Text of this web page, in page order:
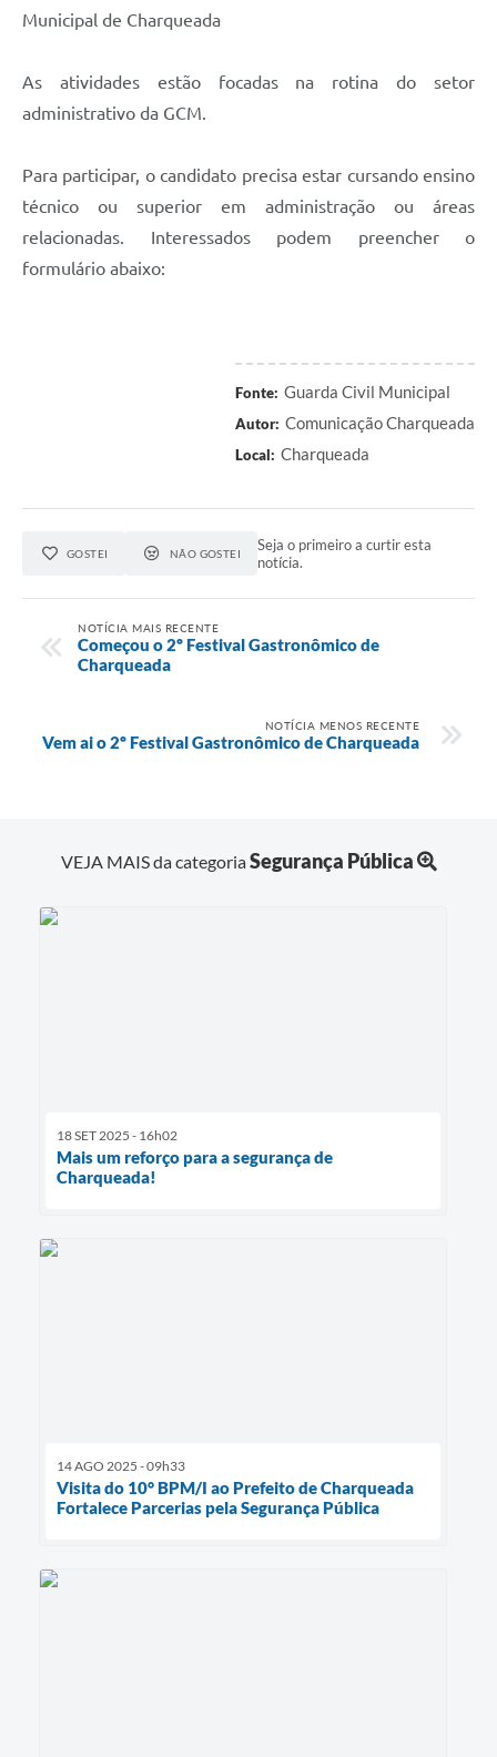
Municipal de Charqueada
As atividades estão focadas na rotina do setor
administrativo da GCM.
Para participar, o candidato precisa estar cursando ensino
técnico ou superior em administração ou áreas
relacionadas. Interessados podem preencher o
formulário abaixo:
Fonte: Guarda Civil Municipal
Autor: Comunicação Charqueada
Local: Charqueada
GOSTEI NÃO GOSTEI
Seja o primeiro a curtir esta
notícia.
NOTÍCIA MAIS RECENTE
Começou o 2º Festival Gastronômico de
Charqueada
NOTÍCIA MENOS RECENTE
Vem ai o 2º Festival Gastronômico de Charqueada
VEJA MAIS da categoriaSegurança Pública
18 SET 2025 - 16h02
Mais um reforço para a segurança de
Charqueada!
14 AGO 2025 - 09h33
Visita do 10° BPM/I ao Prefeito de Charqueada
Fortalece Parcerias pela Segurança Pública